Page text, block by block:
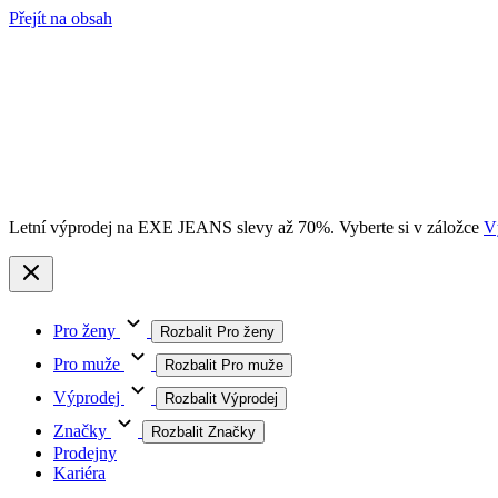
Přejít na obsah
Letní výprodej na EXE JEANS slevy až 70%. Vyberte si v záložce
Pro ženy Rozbalit Pro ženy
Pro muže Rozbalit Pro muže
Výprodej Rozbalit Výprodej
Značky Rozbalit Značky
Prodejny
Kariéra